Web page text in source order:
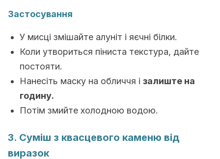
Застосування
У мисці змішайте алуніт і яєчні білки.
Коли утвориться піниста текстура, дайте
постояти.
Нанесіть маску на обличчя і залиште на
годину.
Потім змийте холодною водою.
3. Суміш з квасцевого каменю від
виразок